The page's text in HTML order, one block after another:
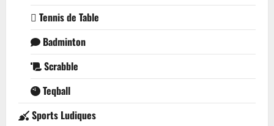
Tennis de Table
Badminton
Scrabble
Teqball
Sports Ludiques